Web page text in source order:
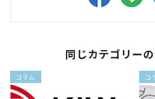
同じカテゴリー
コラム コ